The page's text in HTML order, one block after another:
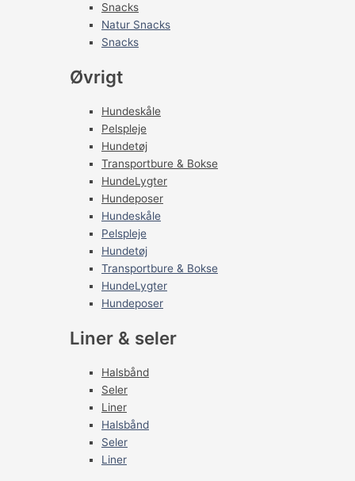
Snacks
Natur Snacks
Snacks
Øvrigt
Hundeskåle
Pelspleje
Hundetøj
Transportbure & Bokse
HundeLygter
Hundeposer
Hundeskåle
Pelspleje
Hundetøj
Transportbure & Bokse
HundeLygter
Hundeposer
Liner & seler
Halsbånd
Seler
Liner
Halsbånd
Seler
Liner